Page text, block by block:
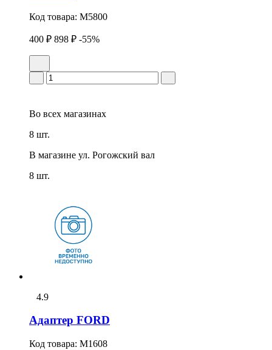
Код товара: M5800
400 ₽ 898 ₽ -55%
Во всех магазинах
8 шт.
В магазине ул. Рогожский вал
8 шт.
4.9
Адаптер FORD
Код товара: M1608